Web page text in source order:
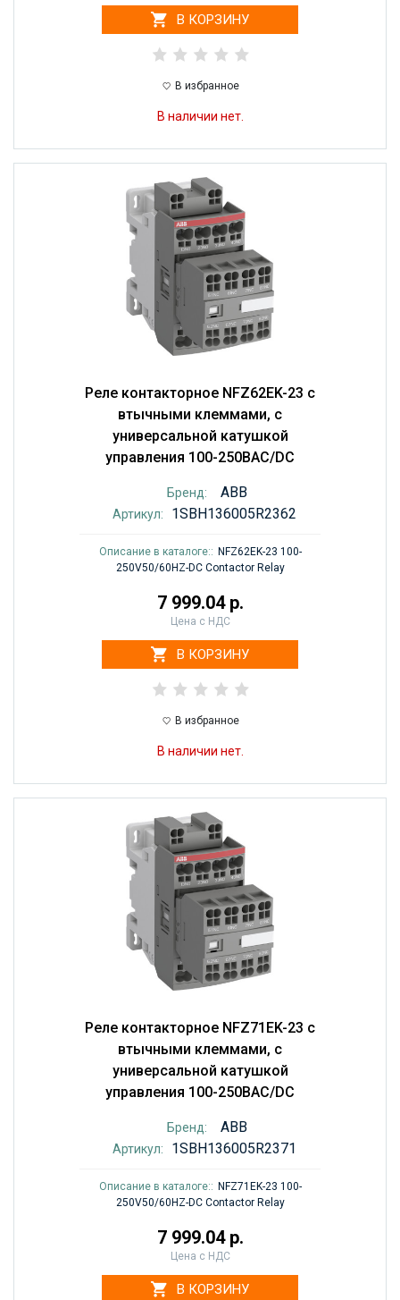
В КОРЗИНУ
В избранное
В наличии нет.
Реле контакторное NFZ62EK-23 с
втычными клеммами, с
универсальной катушкой
управления 100-250BAC/DC
Бренд: ABB
Артикул: 1SBH136005R2362
Описание в каталоге:: NFZ62EK-23 100-
250V50/60HZ-DC Contactor Relay
7 999.04 р.
Цена с НДС
В КОРЗИНУ
В избранное
В наличии нет.
Реле контакторное NFZ71EK-23 с
втычными клеммами, с
универсальной катушкой
управления 100-250BAC/DC
Бренд: ABB
Артикул: 1SBH136005R2371
Описание в каталоге:: NFZ71EK-23 100-
250V50/60HZ-DC Contactor Relay
7 999.04 р.
Цена с НДС
В КОРЗИНУ